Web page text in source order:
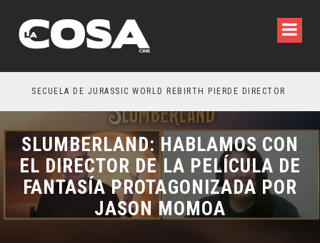
SECUELA DE JURASSIC WORLD REBIRTH PIERDE DIRECTOR
SLUMBERLAND: HABLAMOS CON
EL DIRECTOR DE LA PELÍCULA DE
FANTASÍA PROTAGONIZADA POR
JASON MOMOA